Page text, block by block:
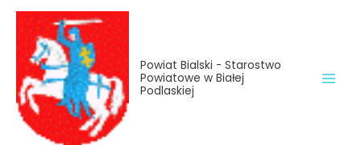
treści
Przejdź
treści
Powiat Bialski - Starostwo
Powiatowe w Białej
Podlaskiej